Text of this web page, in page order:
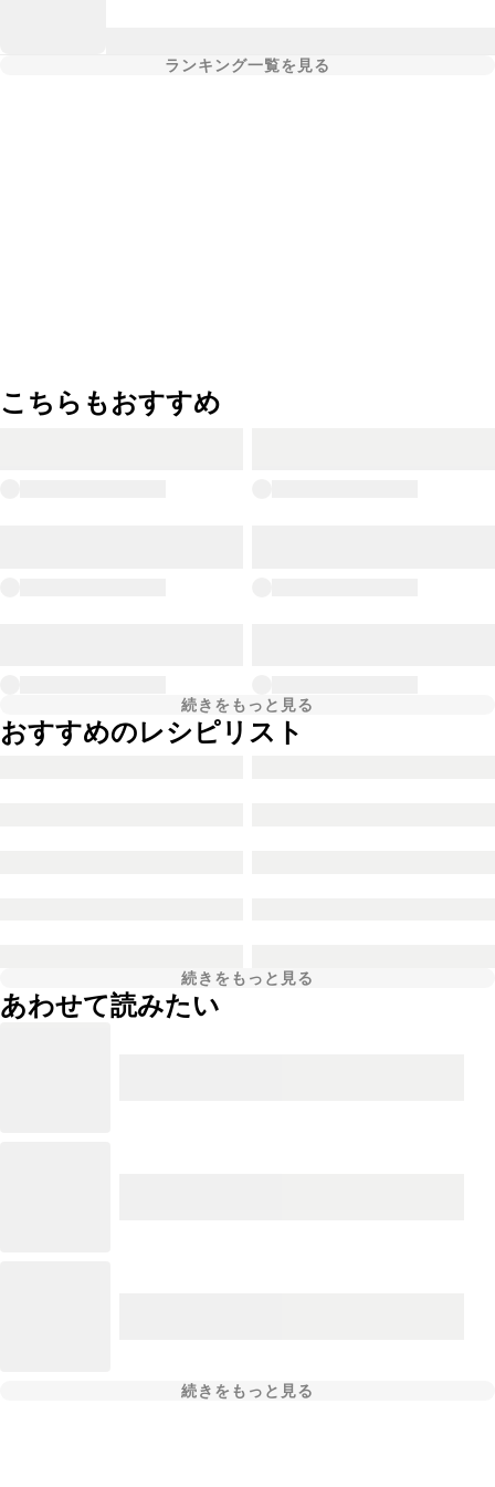
ランキング一覧を見る
こちらもおすすめ
続きをもっと見る
おすすめのレシピリスト
続きをもっと見る
あわせて読みたい
続きをもっと見る